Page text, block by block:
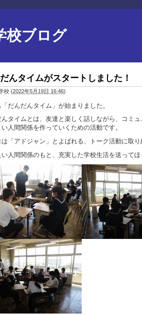
校ブログ
んタイムがスタートしました！
校 (2022年5月19日 16:46)
だんだんタイム」が始まりました。
タイムとは、友達と楽しく話しながら、コミュ
人間関係を作っていくための活動です。
「アドジャン」とよばれる、トーク活動に取り
人間関係のもと、充実した学校生活を送ってほ